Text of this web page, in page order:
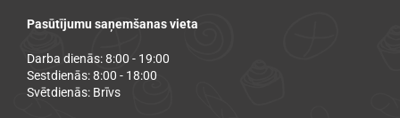
Pasūtījumu saņemšanas vieta
Darba dienās: 8:00 - 19:00
Sestdienās: 8:00 - 18:00
Svētdienās: Brīvs